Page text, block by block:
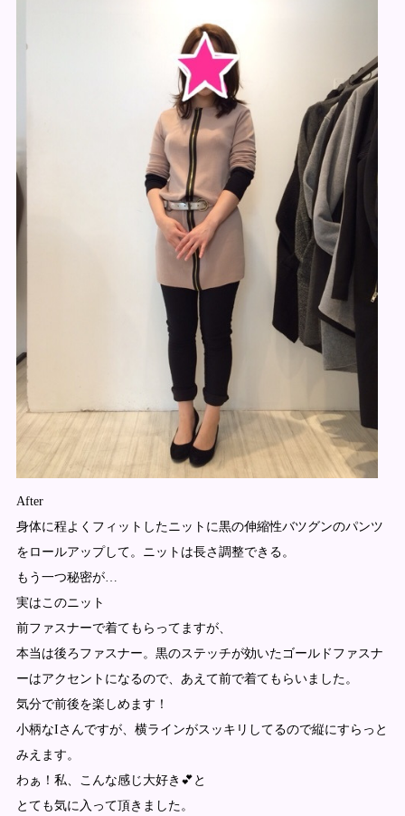
After
身体に程よくフィットしたニットに黒の伸縮性バツグンのパンツ
をロールアップして。ニットは長さ調整できる。
もう一つ秘密が…
実はこのニット
前ファスナーで着てもらってますが、
本当は後ろファスナー。黒のステッチが効いたゴールドファスナ
ーはアクセントになるので、あえて前で着てもらいました。
気分で前後を楽しめます！
小柄なIさんですが、横ラインがスッキリしてるので縦にすらっと
みえます。
わぁ！私、こんな感じ大好き💕と
とても気に入って頂きました。